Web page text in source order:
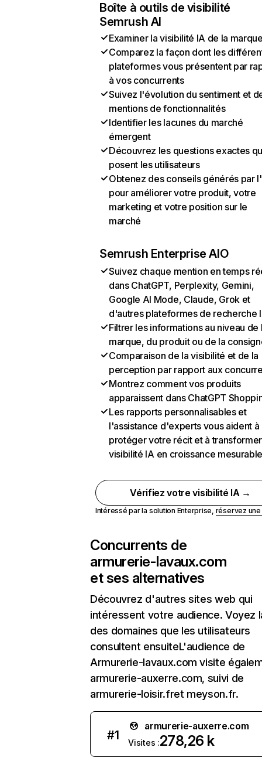
Boîte à outils de visibilité
Semrush AI
Examiner la visibilité IA de la
Comparez la façon dont les
plateformes vous présentent par
à vos concurrents
Suivez l'évolution du sentiment et
mentions de fonctionnalités
Identifier les lacunes du marché
émergent
Découvrez les questions exactes
posent les utilisateurs
Obtenez des conseils générés par
pour améliorer votre produit, votre
marketing et votre position sur le
marché
Semrush Enterprise AIO
Suivez chaque mention en temps
dans ChatGPT, Perplexity, Gemini,
Google AI Mode, Claude, Grok et
d'autres plateformes de recherche
Filtrer les informations au niveau de
marque, du produit ou de la
Comparaison de la visibilité et de la
perception par rapport aux
Montrez comment vos produits
apparaissent dans ChatGPT
Les rapports personnalisables et
l'assistance d'experts vous aident à
protéger votre récit et à
visibilité IA en croissance
Vérifiez votre visibilité IA →
Intéressé par la solution Enterprise, réservez
Concurrents de
armurerie-lavaux.com
et ses alternatives
Découvrez d'autres sites web qui
intéressent votre audience. Voyez
des domaines que les utilisateurs
consultent ensuiteL'audience de
Armurerie-lavaux.com visite
armurerie-auxerre.com, suivi de
armurerie-loisir.fret meyson.fr.
#1
armurerie-auxerre.com
Visites :278,26 k